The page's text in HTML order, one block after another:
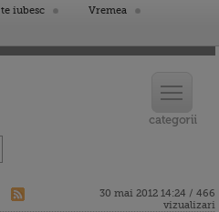
iubesc
Vremea
30 mai 2012 14:24 / 466
vizualizari